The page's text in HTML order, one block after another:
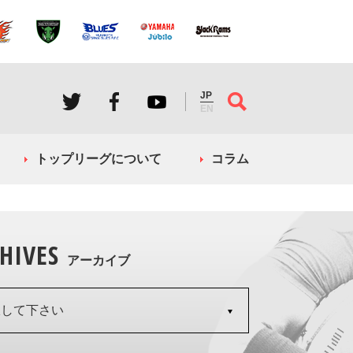
JP
EN
トップリーグについて コラム
アーカイブ
て下さい